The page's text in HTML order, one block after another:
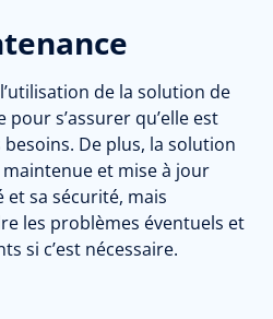
de la solution de
s’assurer qu’elle est
De plus, la solution
et mise à jour
et sa sécurité, mais
les problèmes éventuels et
si c’est nécessaire.